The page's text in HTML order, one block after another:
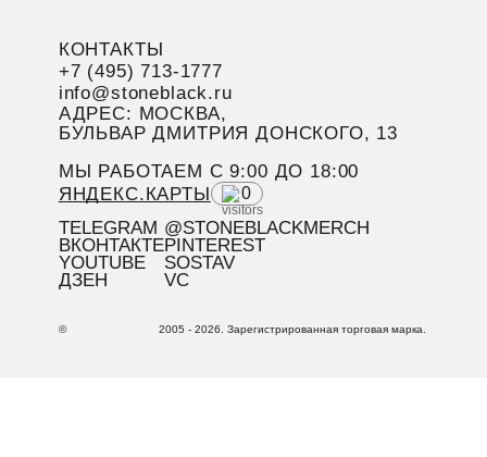
КОНТАКТЫ
+7 (495) 713-1777
info@stoneblack.ru
АДРЕС: МОСКВА,
БУЛЬВАР ДМИТРИЯ ДОНСКОГО, 13
МЫ РАБОТАЕМ C 9:00 ДО 18:00
ЯНДЕКС.КАРТЫ
0
TELEGRAM
ВКОНТАКТЕ
YOUTUBE
ДЗЕН
@STONEBLACKMERCH
PINTEREST
SOSTAV
VC
© 2005 - 2026. Зарегистрированная торговая марка.